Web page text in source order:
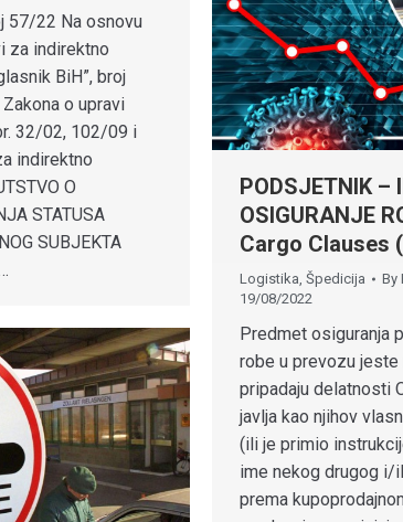
57/22 Na osnovu
za indirektno
BiH”, broj
o upravi
32/02, 102/09 i
indirektno
O
STATUSA
SUBJEKTA
PODSJETNIK –
OSIGURANJE
Cargo Clauses
Logistika Špedicija By
19/08/2022
Predmet osiguranja
robe u prevozu
pripadaju delatnosti
javlja kao njihov
(ili je primio
ime nekog drugog i/
prema